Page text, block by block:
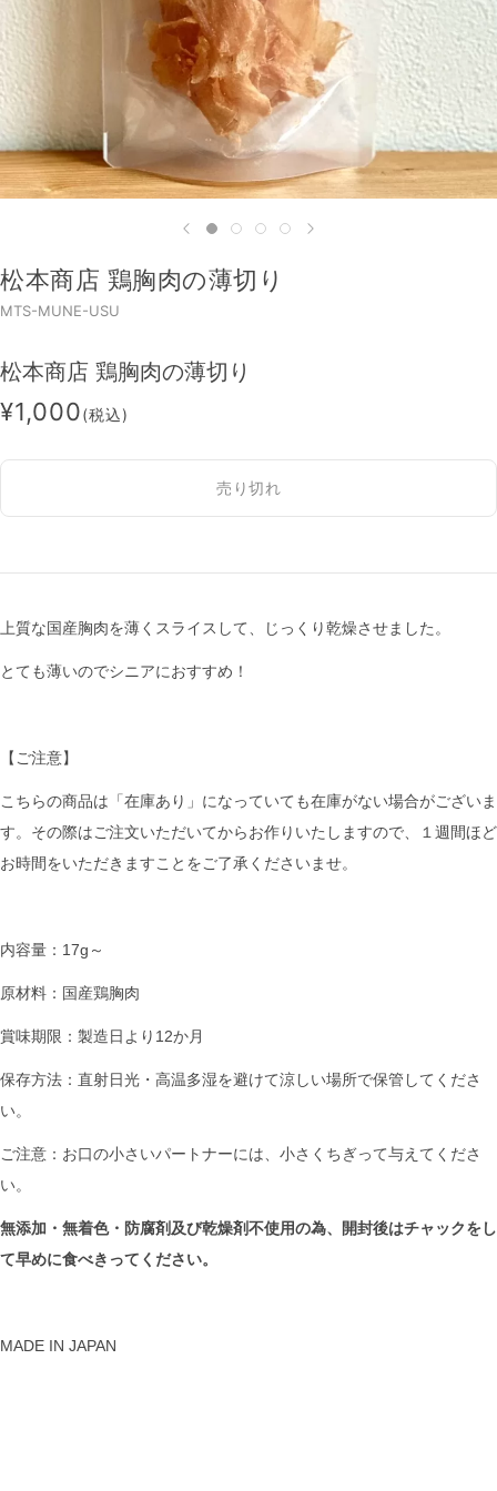
松本商店 鶏胸肉の薄切り
MTS-MUNE-USU
松本商店 鶏胸肉の薄切り
¥1,000(税込)
売り切れ
上質な国産胸肉を薄くスライスして、じっくり乾燥させました。
とても薄いのでシニアにおすすめ！
【ご注意】
こちらの商品は「在庫あり」になっていても在庫がない場合がございま
す。その際はご注文いただいてからお作りいたしますので、１週間ほど
お時間をいただきますことをご了承くださいませ。
内容量：17g～
原材料：国産鶏胸肉
賞味期限：製造日より12か月
保存方法：直射日光・高温多湿を避けて涼しい場所で保管してくださ
い。
ご注意：お口の小さいパートナーには、小さくちぎって与えてくださ
い。
無添加・無着色・防腐剤及び乾燥剤不使用の為、開封後はチャックをし
て早めに食べきってください。
MADE IN JAPAN